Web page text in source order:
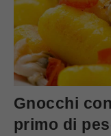
Gnocchi
primo di